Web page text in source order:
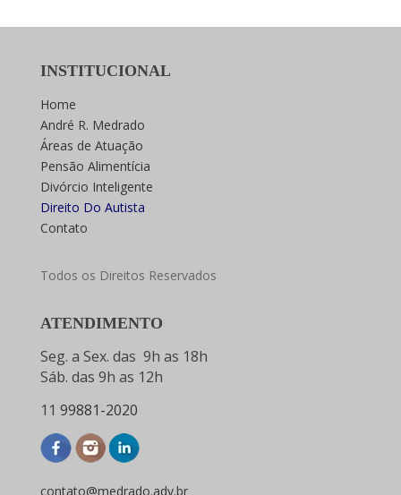
INSTITUCIONAL
Home
André R. Medrado
Áreas de Atuação
Pensão Alimentícia
Divórcio Inteligente
Direito Do Autista
Contato
Todos os Direitos Reservados
ATENDIMENTO
Seg. a Sex. das 9h as 18h
Sáb. das 9h as 12h
11 99881-2020
contato@medrado.adv.br